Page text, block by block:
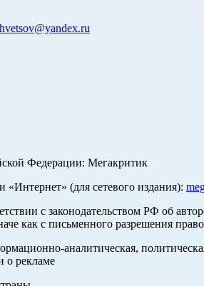
Федерации: Мегакритик
(для сетевого издания):
с законодательством РФ об
как с письменного разрешения
аналитическая,
о рекламе